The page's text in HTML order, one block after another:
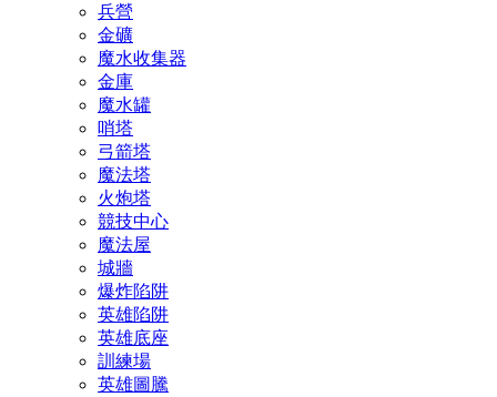
兵營
金礦
魔水收集器
金庫
魔水罐
哨塔
弓箭塔
魔法塔
火炮塔
競技中心
魔法屋
城牆
爆炸陷阱
英雄陷阱
英雄底座
訓練場
英雄圖騰